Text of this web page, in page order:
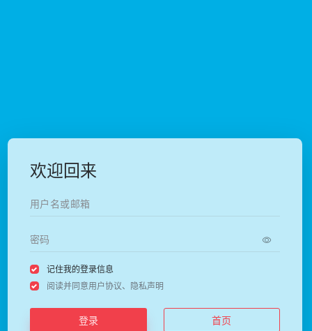
欢迎回来
记住我的登录信息
阅读并同意用户协议、 隐私声明
登录 首页